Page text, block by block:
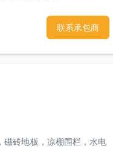
Flooring, and
are high quality, and
联系承包商
磁砖地板，凉棚围栏，水电